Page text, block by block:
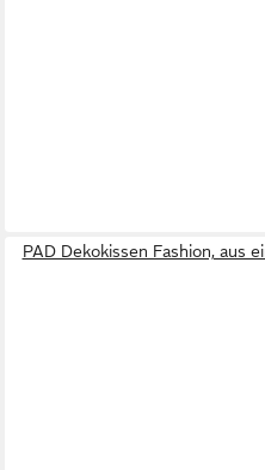
PAD Dekokissen Fashion, aus